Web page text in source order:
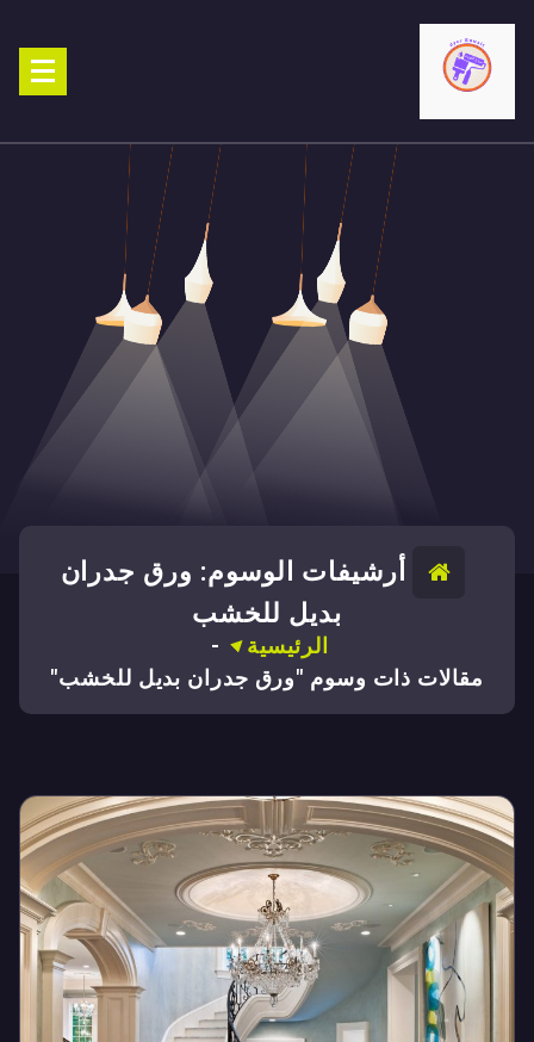
content
شاطر ورخيص تنفيذ احدث الديكورات الاحترافية اتصل الان
أرشيفات الوسوم: ورق جدران
بديل للخشب
الرئيسية
-
مقالات ذات وسوم "ورق جدران بديل للخشب"